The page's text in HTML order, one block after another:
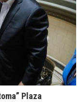
Plaza